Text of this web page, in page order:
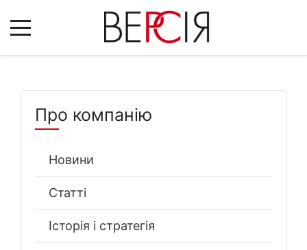
Про компанію
Новини
Статті
Історія і стратегія